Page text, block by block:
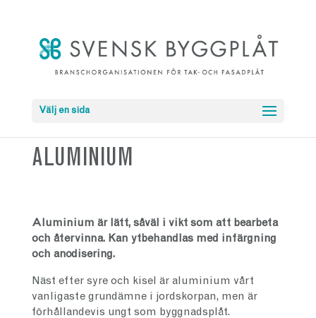
Välj en sida
ALUMINIUM
Aluminium är lätt, såväl i vikt som att bearbeta
och återvinna. Kan ytbehandlas med infärgning
och anodisering.
Näst efter syre och kisel är aluminium vårt
vanligaste grundämne i jordskorpan, men är
förhållandevis ungt som byggnadsplåt.